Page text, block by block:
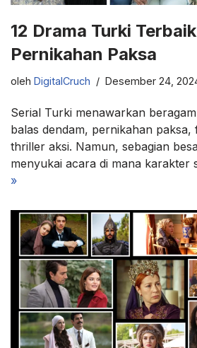
12 Drama Turki
Pernikahan Paksa
oleh DigitalCruch Desember 24,
Serial Turki menawarkan
balas dendam, pernikahan paksa,
thriller aksi. Namun, sebagian
menyukai acara di mana karakter
»